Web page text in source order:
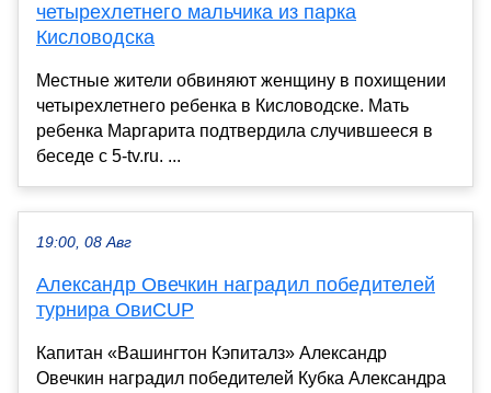
четырехлетнего мальчика из парка
Кисловодска
Местные жители обвиняют женщину в похищении
четырехлетнего ребенка в Кисловодске. Мать
ребенка Маргарита подтвердила случившееся в
беседе с 5-tv.ru. ...
19:00, 08 Авг
Александр Овечкин наградил победителей
турнира ОвиCUP
Капитан «Вашингтон Кэпиталз» Александр
Овечкин наградил победителей Кубка Александра